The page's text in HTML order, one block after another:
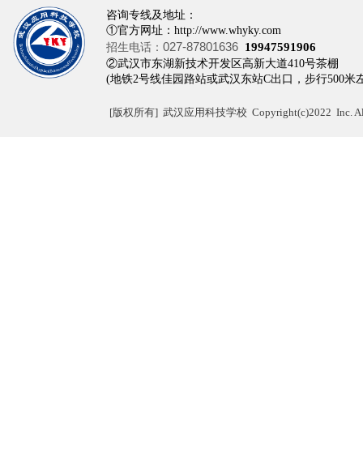
咨询专线及地址：
①官方网址：http://www.whyky.com
招生电话： 027-87801636 19947591906
②武汉市东湖新技术开发区高新大道410
(地铁2号线佳园路站或武汉东站C出口，步行500米
[版权所有] 武汉应用科技学校 Copyright(c)2022 Inc.